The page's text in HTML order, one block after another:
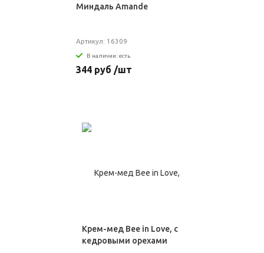
Миндаль Amande
Артикул: 16309
В наличии: есть
344 руб /шт
Крем-мед Bee in Love, с
кедровыми орехами